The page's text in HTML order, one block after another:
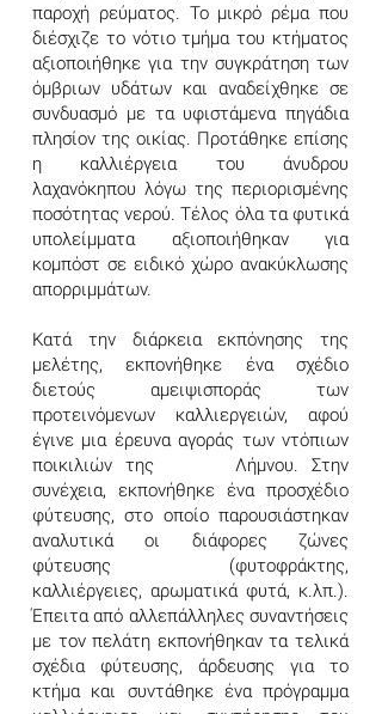
παροχή ρεύματος. Το μικρό ρέμα που
διέσχιζε το νότιο τμήμα του κτήματος
αξιοποιήθηκε για την συγκράτηση των
όμβριων υδάτων και αναδείχθηκε σε
συνδυασμό με τα υφιστάμενα πηγάδια
πλησίον της οικίας. Προτάθηκε επίσης
η καλλιέργεια του άνυδρου
λαχανόκηπου λόγω της περιορισμένης
ποσότητας νερού. Τέλος όλα τα φυτικά
υπολείμματα αξιοποιήθηκαν για
κομπόστ σε ειδικό χώρο ανακύκλωσης
απορριμμάτων.
Κατά την διάρκεια εκπόνησης της
μελέτης, εκπονήθηκε ένα σχέδιο
διετούς αμειψισποράς των
προτεινόμενων καλλιεργειών, αφού
έγινε μια έρευνα αγοράς των ντόπιων
ποικιλιών της Λήμνου. Στην
συνέχεια, εκπονήθηκε ένα προσχέδιο
φύτευσης, στο οποίο παρουσιάστηκαν
αναλυτικά οι διάφορες ζώνες
φύτευσης (φυτοφράκτης,
καλλιέργειες, αρωματικά φυτά, κ.λπ.).
Έπειτα από αλλεπάλληλες συναντήσεις
με τον πελάτη εκπονήθηκαν τα τελικά
σχέδια φύτευσης, άρδευσης για το
κτήμα και συντάθηκε ένα πρόγραμμα